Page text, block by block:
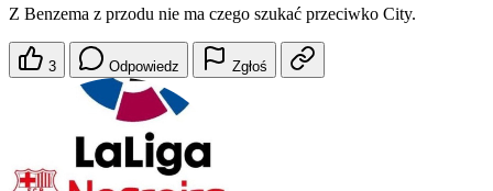
Z Benzema z przodu nie ma czego szukać przeciwko City.
3 Odpowiedz Zgłoś